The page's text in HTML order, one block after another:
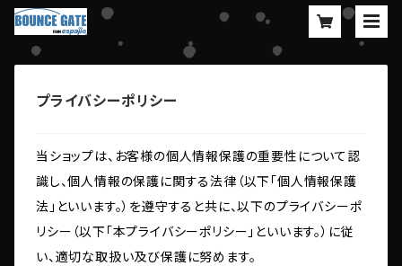
プライバシーポリシー
当ショップは、お客様の個人情報保護の重要性について認
識し、個人情報の保護に関する法律（以下「個人情報保護
法」といいます。）を遵守すると共に、以下のプライバシーポ
リシー（以下「本プライバシーポリシー」といいます。）に従
い、適切な取扱い及び保護に努めます。